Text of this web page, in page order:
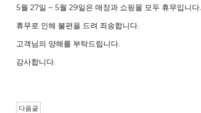
5월 27일 ~ 5월 29일은 매장과 쇼핑몰 모두 휴무입니다.
휴무로 인해 불편을 드려 죄송합니다.
고객님의 양해를 부탁드립니다.
감사합니다.
다음글